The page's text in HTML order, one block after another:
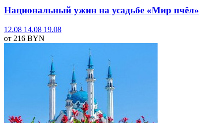
Национальный ужин на усадьбе «Мир пчёл»
12.08 14.08 19.08
от 216 BYN